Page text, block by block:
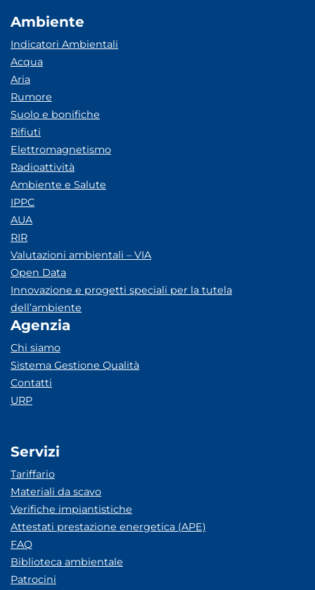
Ambiente
Indicatori Ambientali
Acqua
Aria
Rumore
Suolo e bonifiche
Rifiuti
Elettromagnetismo
Radioattività
Ambiente e Salute
IPPC
AUA
RIR
Valutazioni ambientali – VIA
Open Data
Innovazione e progetti speciali per la tutela
dell’ambiente
Agenzia
Chi siamo
Sistema Gestione Qualità
Contatti
URP
Servizi
Tariffario
Materiali da scavo
Verifiche impiantistiche
Attestati prestazione energetica (APE)
FAQ
Biblioteca ambientale
Patrocini